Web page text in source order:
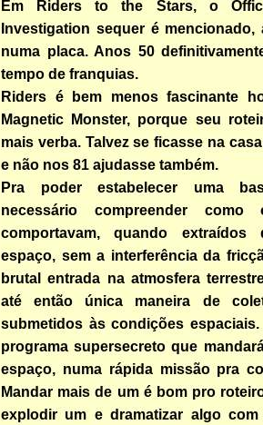
Em Riders to the Stars, o
Investigation sequer é mencionado,
numa placa. Anos 50
tempo de franquias.
Riders é bem menos fascinante
Magnetic Monster, porque seu
mais verba. Talvez se ficasse na
e não nos 81 ajudasse também.
Pra poder estabelecer uma
necessário compreender
comportavam, quando extraídos
espaço, sem a interferência da
brutal entrada na atmosfera
até então única maneira de
submetidos às condições espaciais.
programa supersecreto que
espaço, numa rápida missão pra
Mandar mais de um é bom pro
explodir um e dramatizar algo